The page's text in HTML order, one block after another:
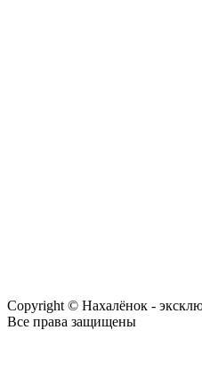
Copyright © Нахалёнок -
Все права защищены